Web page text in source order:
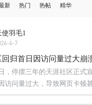
新 热门 热帖 精华
使羽毛1
6-7
回归首日因访问量过大崩
停摆三年的天涯社区正式
访问量过大，导致网页